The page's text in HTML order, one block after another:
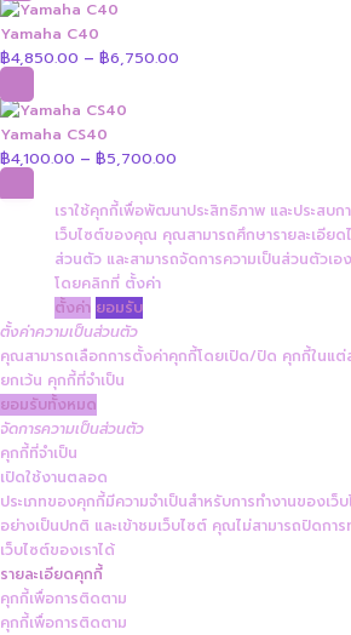
Yamaha C40
฿4,850.00 – ฿6,750.00
Yamaha CS40
฿4,100.00 – ฿5,700.00
฿4,100.00
through
฿5,700.00
เราใช้คุกกี้เพื่อพัฒนาประสิทธิภาพ และประสบ
เว็บไซต์ของคุณ คุณสามารถศึกษารายละเอียด
ส่วนตัวและสามารถจัดการความเป็นส่วนตัวเ
โดยคลิกที่ ตั้งค่า
ตั้งค่า ยอมรับ
ตั้งค่าความเป็นส่วนตัว
คุณสามารถเลือกการตั้งค่าคุกกี้โดยเปิด/ปิด คุกกี้ในแต่
ยกเว้น คุกกี้ที่จำเป็น
ยอมรับทั้งหมด
จัดการความเป็นส่วนตัว
คุกกี้ที่จำเป็น
เปิดใช้งานตลอด
ประเภทของคุกกี้มีความจำเป็นสำหรับการทำงานของเ
อย่างเป็นปกติ และเข้าชมเว็บไซต์ คุณไม่สามารถปิดกา
เว็บไซต์ของเราได้
รายละเอียดคุกกี้
คุกกี้เพื่อการติดตาม
คุกกี้เพื่อการติดตาม